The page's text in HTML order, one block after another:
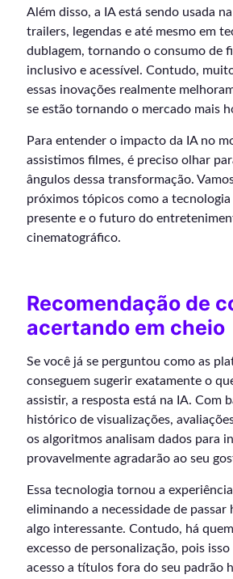
Além disso, a IA está sendo usada
trailers, legendas e até mesmo em
dublagem, tornando o consumo de
inclusivo e acessível. Contudo,
essas inovações realmente
se estão tornando o mercado mais
Para entender o impacto da IA no
assistimos filmes, é preciso olhar
ângulos dessa transformação.
próximos tópicos como a
presente e o futuro do
cinematográfico.
Recomendação de
acertando em cheio
Se você já se perguntou como as
conseguem sugerir exatamente o
assistir, a resposta está na IA. Com
histórico de visualizações,
os algoritmos analisam dados para
provavelmente agradarão ao seu
Essa tecnologia tornou a
eliminando a necessidade de
algo interessante. Contudo, há
excesso de personalização, pois
acesso a títulos fora do seu padrão